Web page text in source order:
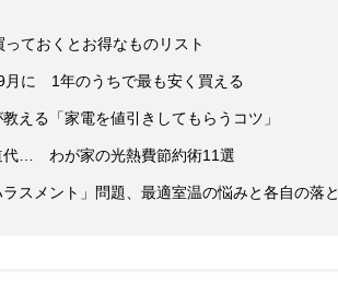
ておくとお得なものリスト
月に 1年のうちで最も安く買える
える「家電を値引きしてもらうコツ」
代… わが家の光熱費節約術11選
スメント」問題、最適室温の悩みと各自の落